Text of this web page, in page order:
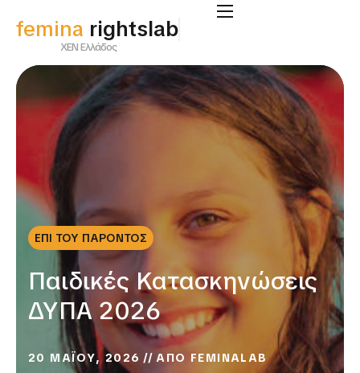
femina rightslab
ΧΕΝ Ελλάδος
ΕΠΙ ΤΟΥ ΠΑΡΟΝΤΟΣ
Παιδικές Κατασκηνώσεις
ΔΥΠΑ 2026
20 ΜΑΪΟΥ, 2026 ΑΠΟ FEMINALAB